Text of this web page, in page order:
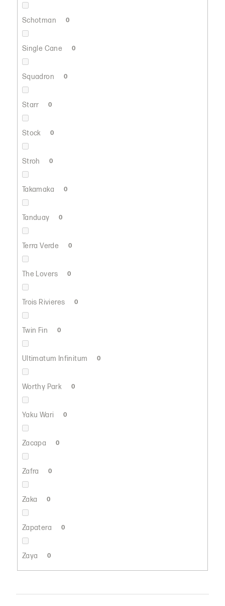
Schotman 0
Single Cane 0
Squadron 0
Starr 0
Stock 0
Stroh 0
Takamaka 0
Tanduay 0
Terra Verde 0
The Lovers 0
Trois Rivieres 0
Twin Fin 0
Ultimatum Infinitum 0
Worthy Park 0
Yaku Wari 0
Zacapa 0
Zafra 0
Zaka 0
Zapatera 0
Zaya 0